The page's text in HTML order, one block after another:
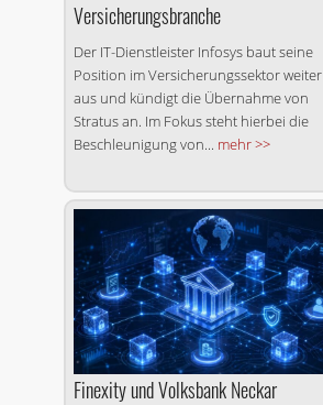
Versicherungsbranche
Der IT-Dienstleister Infosys baut seine
Position im Versicherungssektor weiter
aus und kündigt die Übernahme von
Stratus an. Im Fokus steht hierbei die
Beschleunigung von... mehr >>
Finexity und Volksbank Neckar